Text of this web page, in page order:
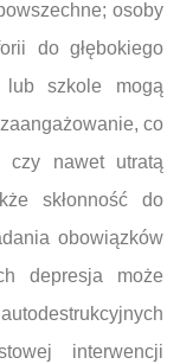
osoby
do głębokiego
szkole mogą
co
czy nawet utratą
skłonność do
obowiązków
depresja może
interwencji